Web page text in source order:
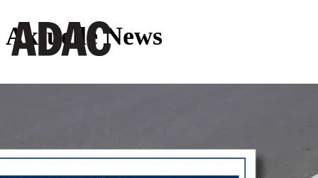
Aktuelle News